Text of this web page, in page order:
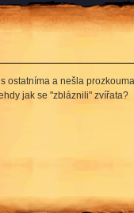
a nešla
jak se "zbláznili" zvířata?